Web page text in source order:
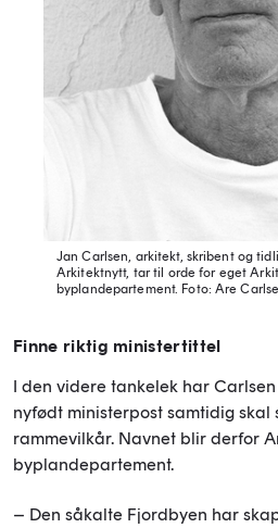
Jan Carlsen, arkitekt, skribent og
Arkitektnytt, tar til orde for eget
byplandepartement. Foto: Are
Finne riktig ministertittel
I den videre tankelek har
nyfødt ministerpost samtidig
rammevilkår. Navnet blir derfor
byplandepartement.
– Den såkalte Fjordbyen har